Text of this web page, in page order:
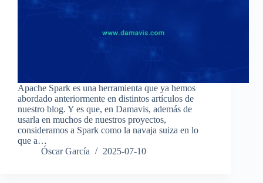
Apache Spark es una herramienta que ya hemos
abordado anteriormente en distintos artículos de
nuestro blog. Y es que, en Damavis, además de
usarla en muchos de nuestros proyectos,
consideramos a Spark como la navaja suiza en lo
que a…
Óscar García
2025-07-10